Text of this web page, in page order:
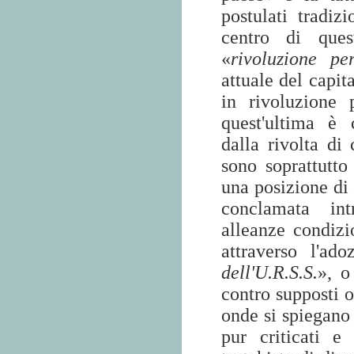
postulati
centro di
«rivoluzione
attuale del
in rivoluzione
quest'ultima è
dalla rivolta di
sono
una posizione
conclamata
alleanze
attraverso
dell'U.R.S.S.»,
contro supposti
onde si
pur criticati e